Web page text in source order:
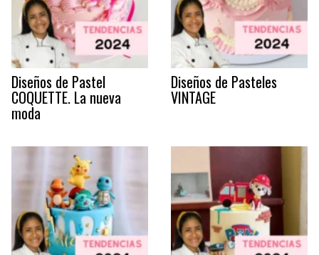
Diseños de Pastel
COQUETTE. La nueva
moda
Diseños de Pasteles
VINTAGE